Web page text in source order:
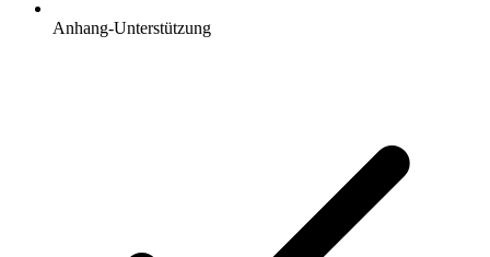
Anhang-Unterstützung